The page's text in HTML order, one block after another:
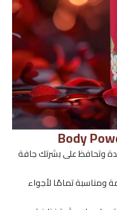
وتحافظ على بشرتك جافة
ومناسبة تمامًا لأجواء